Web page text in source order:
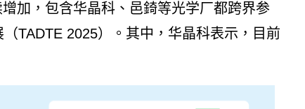
加，包含华晶科、邑錡等光学厂都跨界参
TADTE 2025）。其中，华晶科表示，目前